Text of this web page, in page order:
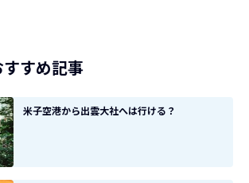
すめ記事
米子空港から出雲大社へは行ける？